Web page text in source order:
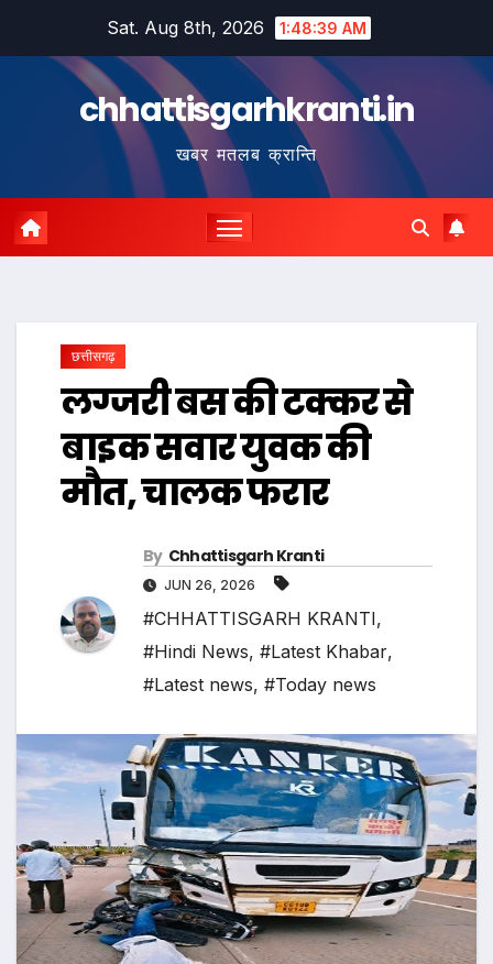
Sat. Aug 8th, 2026 1:48:40 AM
chhattisgarhkranti.in
खबर मतलब क्रान्ति
छत्तीसगढ़
लग्जरी बस की टक्कर से
बाइक सवार युवक की
मौत, चालक फरार
By Chhattisgarh Kranti
JUN 26, 2026
#CHHATTISGARH KRANTI,
#Hindi News, #Latest Khabar,
#Latest news, #Today news